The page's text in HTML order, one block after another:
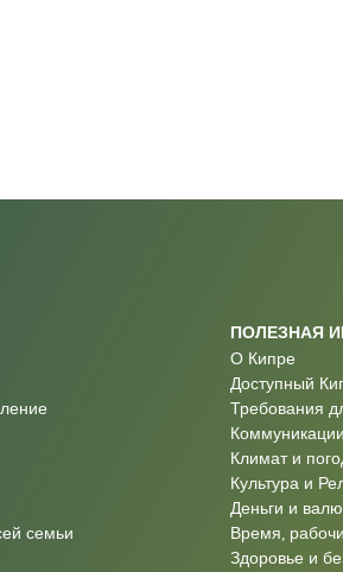
семьи
ПОЛЕЗНАЯ
О Кипре
Доступный
Требования
Коммуникации
Климат и
Культура и
Деньги и
Время,
Здоровье и